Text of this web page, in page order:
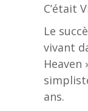
C’était
Le
vivant
ans.